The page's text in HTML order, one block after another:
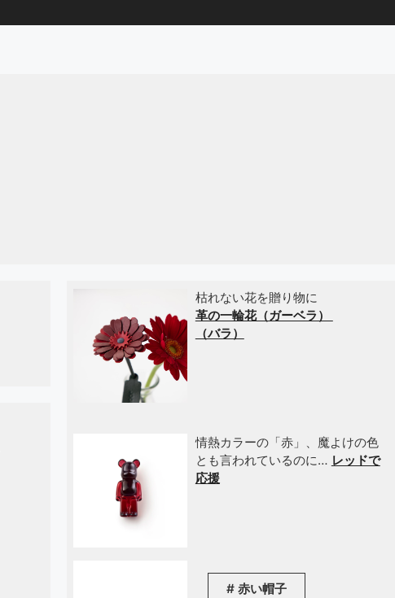
枯れない花を贈り物に
革の一輪花（ガーベラ）
（バラ）
情熱カラーの「赤」、魔よけの色
とも言われているのに… レッドで
応援
赤い帽子